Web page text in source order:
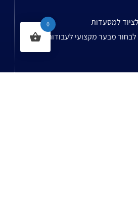
למסעדות
מבער מקצועי לעבודות נחושת
0